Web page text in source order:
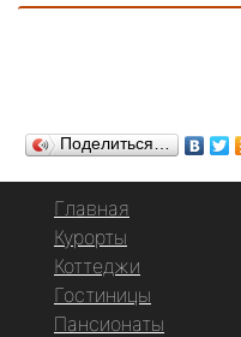
Поделиться…
Главная
Курорты
Коттеджи
Гостиницы
Пансионаты